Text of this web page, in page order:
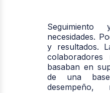
necesidades.
y resultados.
basaban en
de una